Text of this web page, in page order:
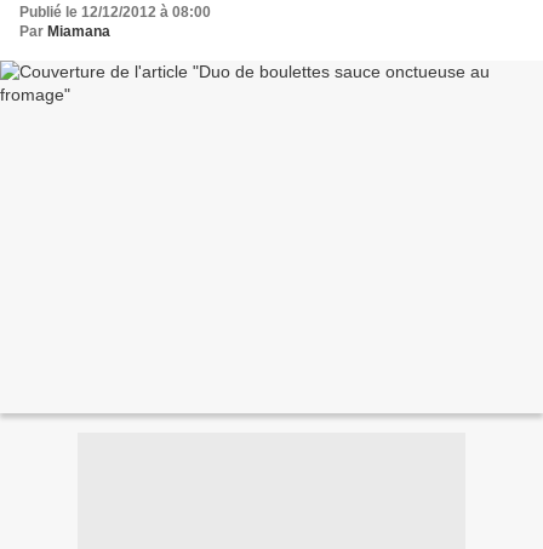
Publié le 12/12/2012 à 08:00
Par Miamana